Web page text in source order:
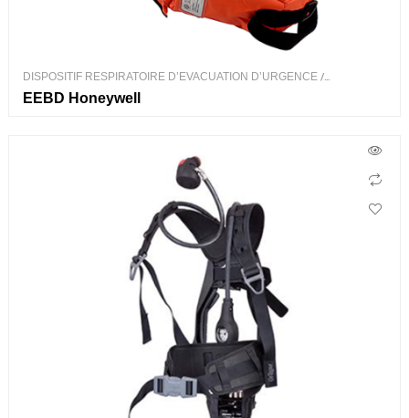
DISPOSITIF RESPIRATOIRE D’EVACUATION D’URGENCE/
PROTECTION RESPIRATOIRE
EEBD Honeywell